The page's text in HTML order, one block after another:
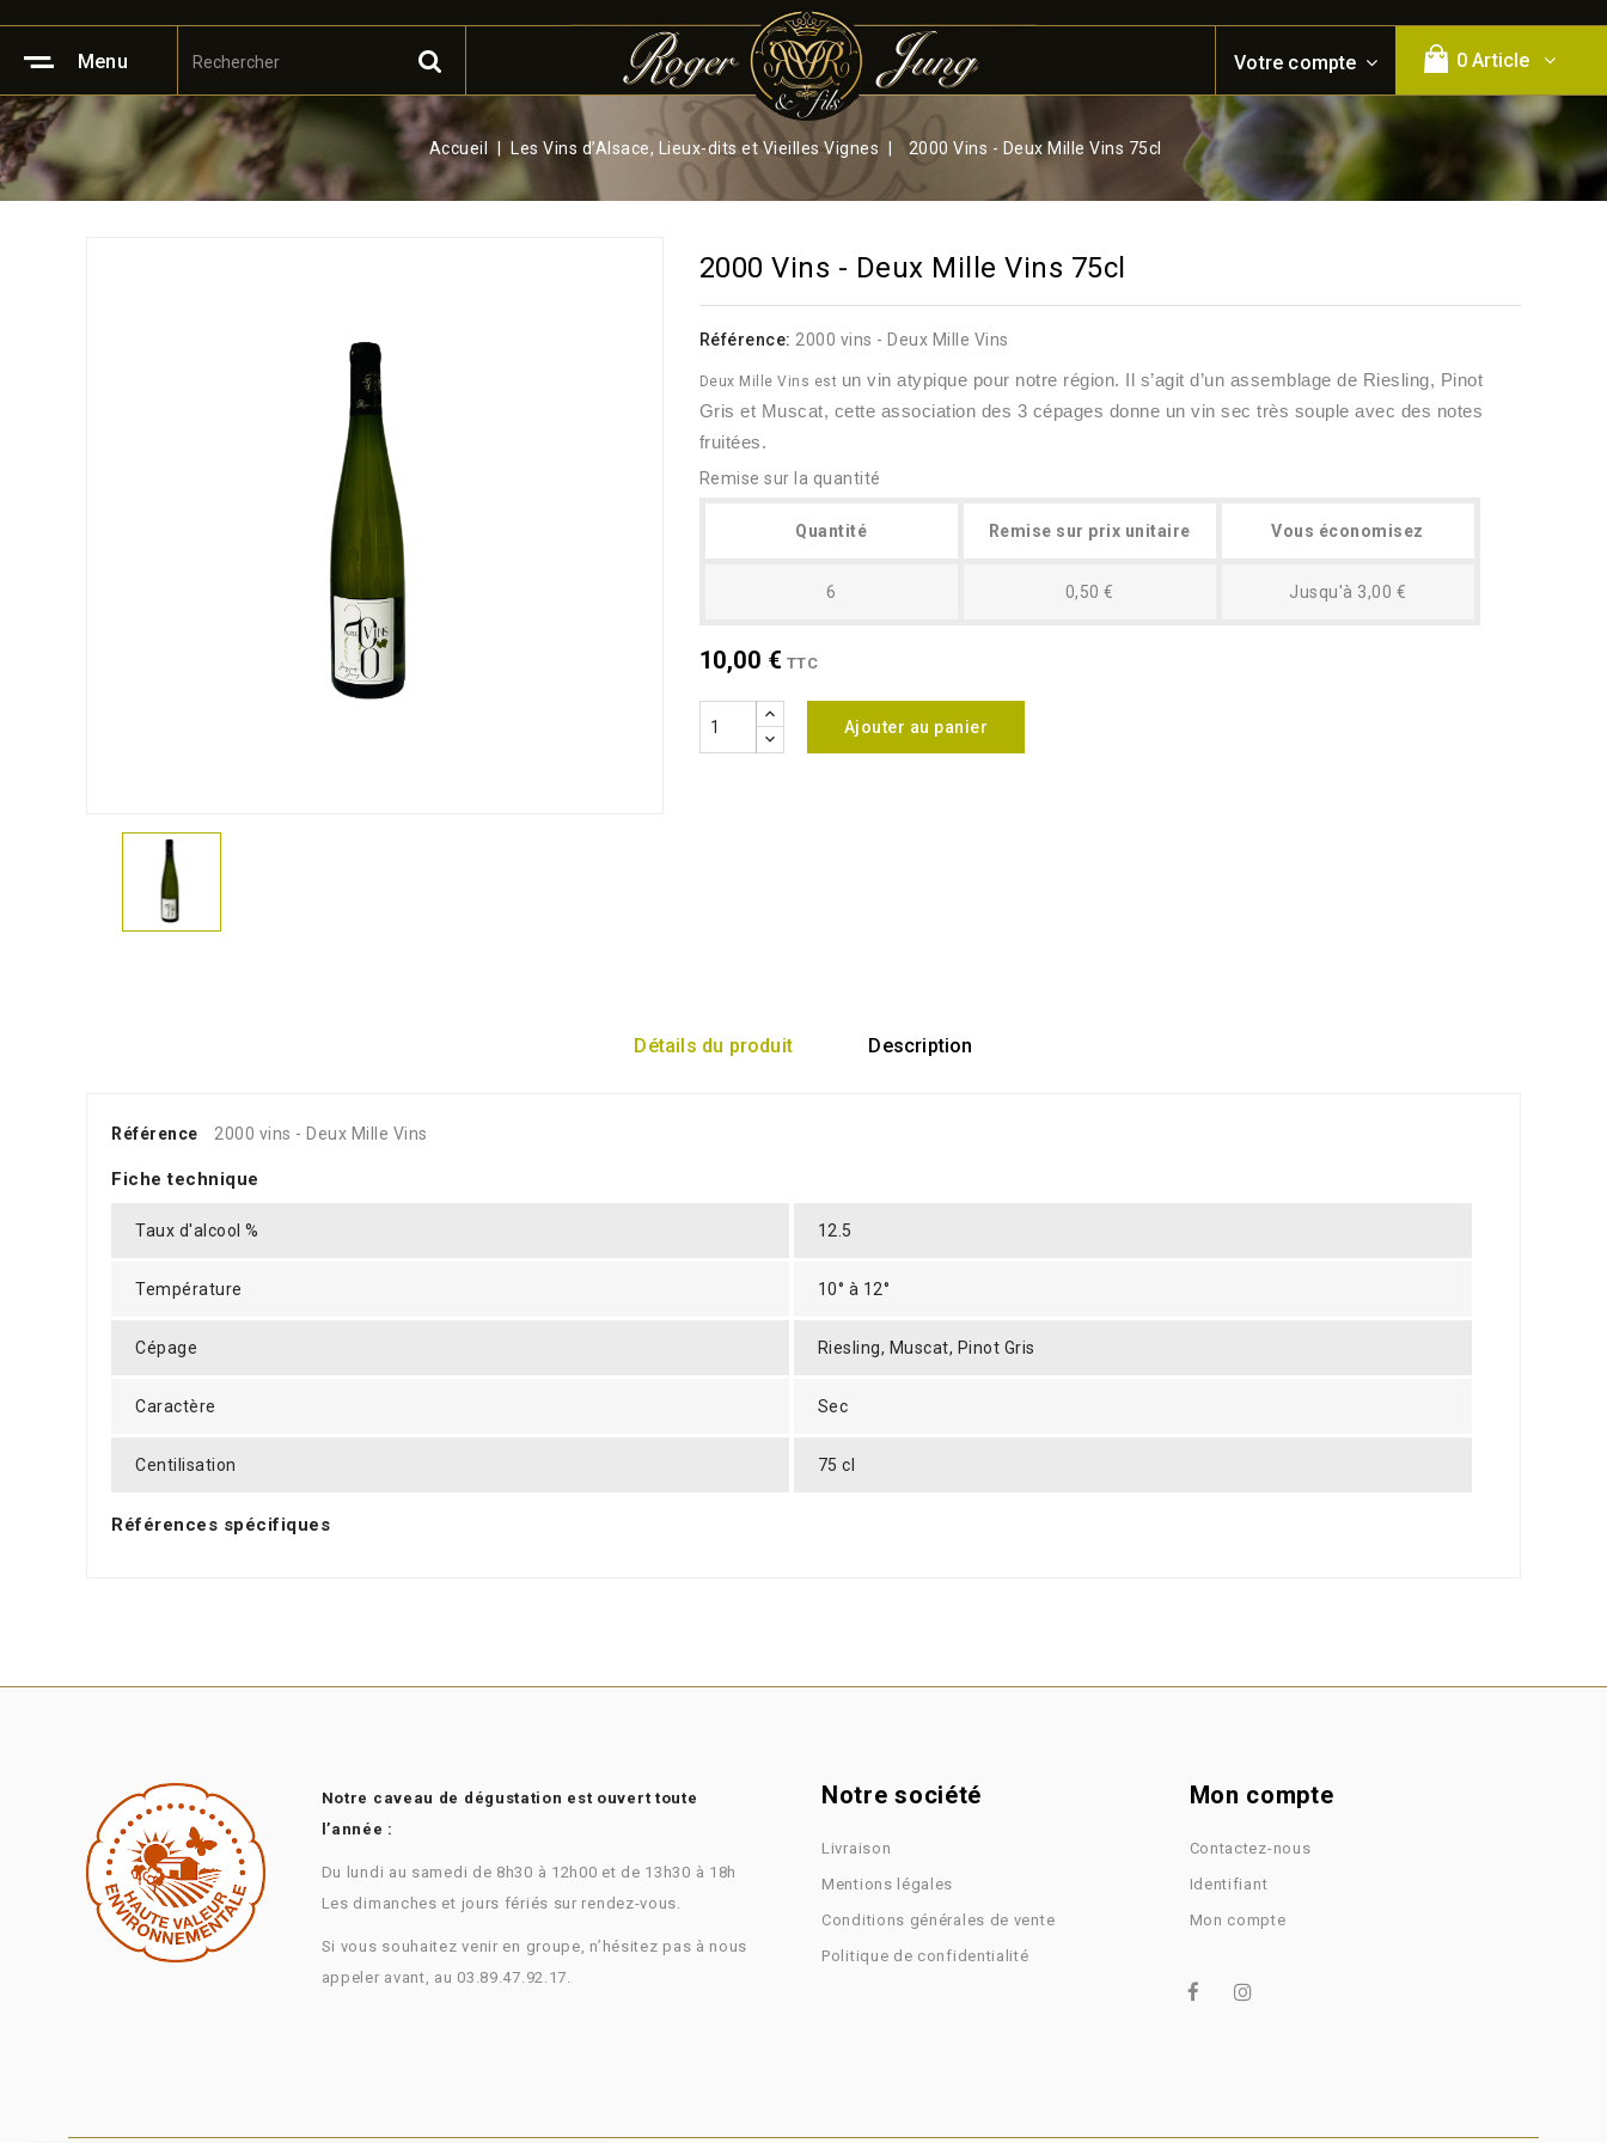
0 Article
Votre compte
Menu
Accueil Les Vins d’Alsace, Lieux-dits et Vieilles Vignes 2000 Vins - Deux Mille Vins 75cl
2000 Vins - Deux Mille Vins 75cl
Référence: 2000 vins - Deux Mille Vins
Deux Mille Vins est un vin atypique pour notre région. Il s’agit d’un assemblage de Riesling, Pinot
Gris et Muscat, cette association des 3 cépages donne un vin sec très souple avec des notes
fruitées.
Remise sur la quantité
Quantité Remise sur prix unitaire Vous économisez
6 0,50 € Jusqu'à 3,00 €
10,00 € TTC
Ajouter au panier
Détails du produit Description
Référence 2000 vins - Deux Mille Vins
Fiche technique
Taux d'alcool % 12.5
Température 10° à 12°
Cépage Riesling, Muscat, Pinot Gris
Caractère Sec
Centilisation 75 cl
Références spécifiques
Notre caveau de dégustation est ouvert toute
l’année :
Du lundi au samedi de 8h30 à 12h00 et de 13h30 à 18h
Les dimanches et jours fériés sur rendez-vous.
Si vous souhaitez venir en groupe, n’hésitez pas à nous
appeler avant, au 03.89.47.92.17.
Notre société
Livraison
Mentions légales
Conditions générales de vente
Politique de confidentialité
Mon compte
Contactez-nous
Identifiant
Mon compte